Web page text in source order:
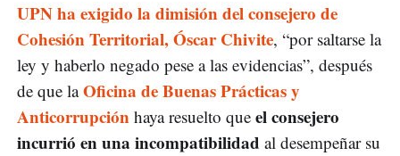
UPN ha exigido la dimisión del consejero de
Cohesión Territorial, Óscar Chivite, “por saltarse la
ley y haberlo negado pese a las evidencias”, después
de que laOficina de Buenas Prácticas y
Anticorrupción haya resuelto que el consejero
incurrió en una incompatibilidad al desempeñar su